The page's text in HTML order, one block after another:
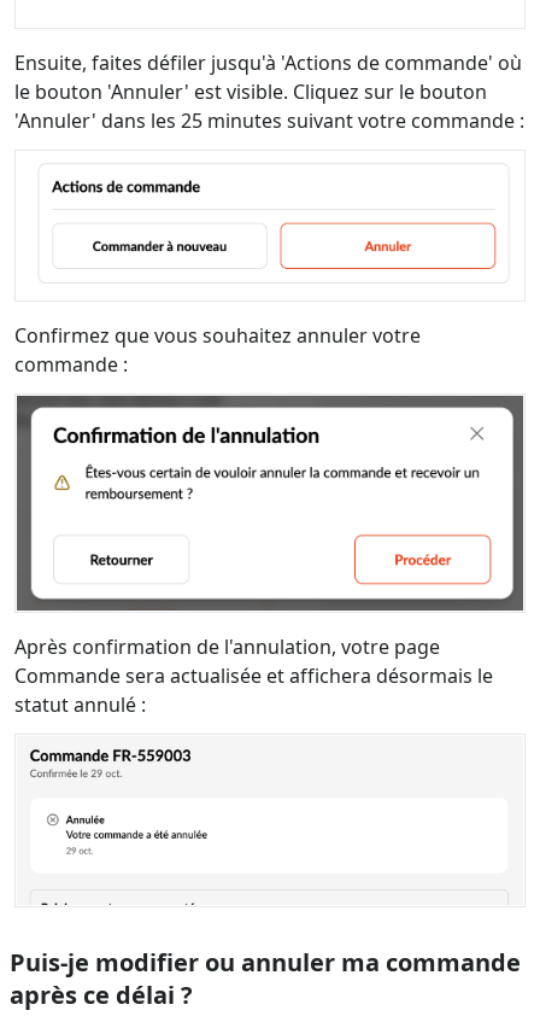
Ensuite, faites défiler jusqu'à 'Actions de commande' où
le bouton 'Annuler' est visible. Cliquez sur le bouton
'Annuler' dans les 25 minutes suivant votre commande :
Confirmez que vous souhaitez annuler votre
commande :
Après confirmation de l'annulation, votre page
Commande sera actualisée et affichera désormais le
statut annulé :
Puis-je modifier ou annuler ma commande
après ce délai ?